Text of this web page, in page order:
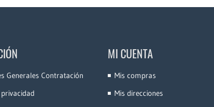
Generales Contratación
MI CUENTA
Mis compras
Mis direcciones